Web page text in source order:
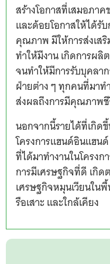
สร้างโอกาสที่เสมอภา
และด้อยโอกาสให้ได้
คุณภาพ มีให้การส่งเ
ทำให้มีงาน เกิดการผลิ
จนทำให้มีการรับบุคลา
ฝ่ายต่าง ๆ ทุกคนที่มาท
ส่งผลถึงการมีคุณภาพ
นอกจากนี้รายได้ที่เกิด
โครงการแฮนด์อินแฮน
ที่ได้มาทำงานในโครง
การมีเศรษฐกิจที่ดี เกิ
เศรษฐกิจหมุนเวียนในพื้
รือเสาะ และใกล้เคียง